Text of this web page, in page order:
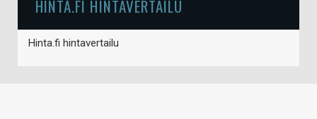
HINTA.FI HINTAVERTAILU
Hinta.fi hintavertailu